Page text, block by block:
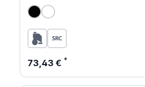
Regulärer Preis:
73,43 €